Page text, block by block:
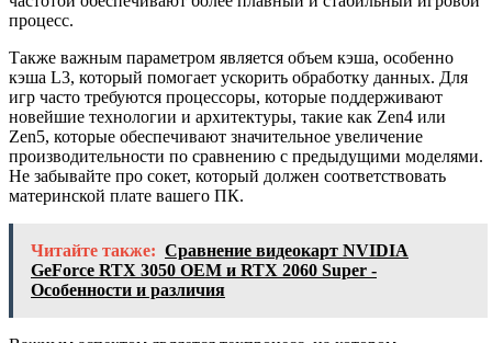
процесс.
Также важным параметром является объем кэша, особенно
кэша L3, который помогает ускорить обработку данных. Для
игр часто требуются процессоры, которые поддерживают
новейшие технологии и архитектуры, такие как Zen4 или
Zen5, которые обеспечивают значительное увеличение
производительности по сравнению с предыдущими моделями.
Не забывайте про сокет, который должен соответствовать
материнской плате вашего ПК.
Читайте также: Сравнение видеокарт NVIDIA
GeForce RTX 3050 OEM и RTX 2060 Super -
Особенности и различия